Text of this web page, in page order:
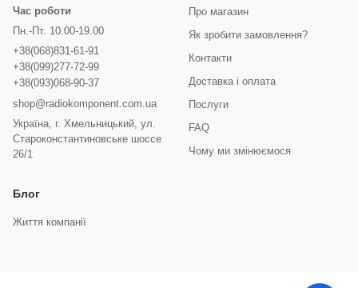
Час роботи
Пн.-Пт. 10.00-19.00
+38(068)831-61-91
+38(099)277-72-99
+38(093)068-90-37
shop@radiokomponent.com.ua
Україна, г. Хмельницький, ул.
Староконстантиновське шоссе
26/1
Про магазин
Як зробити замовлення?
Контакти
Доставка і оплата
Послуги
FAQ
Чому ми змінюємося
Блог
Життя компанії